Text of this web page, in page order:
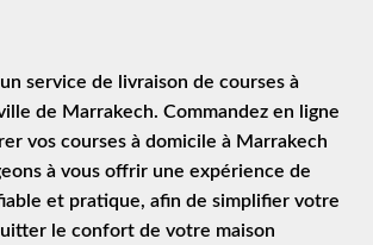
service de
livraison de courses à
de Marrakech. Commandez en ligne
vos courses à domicile à Marrakech
à vous offrir une expérience de
et pratique, afin de simplifier votre
le confort de votre maison